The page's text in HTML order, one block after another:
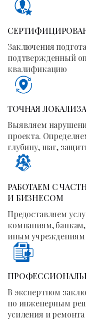
Заключения
подтвержденный
квалификацию
ТОЧНАЯ
Выявляем
проекта.
глубину, шаг,
РАБОТАЕМ С
И БИЗНЕСОМ
Предоставляем
компаниям,
иным учреждениям
В экспертном
по инженерным
усиления и